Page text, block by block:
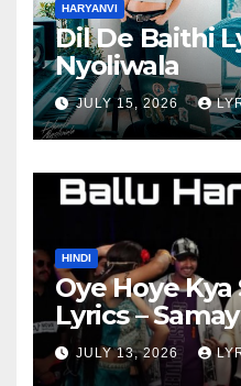
HARYANVI
Dil De Baithi
Nyoliwala
JULY 15, 2026
HINDI
Oye Hoye Kya
Lyrics –
Got Latent
JULY 13, 2026